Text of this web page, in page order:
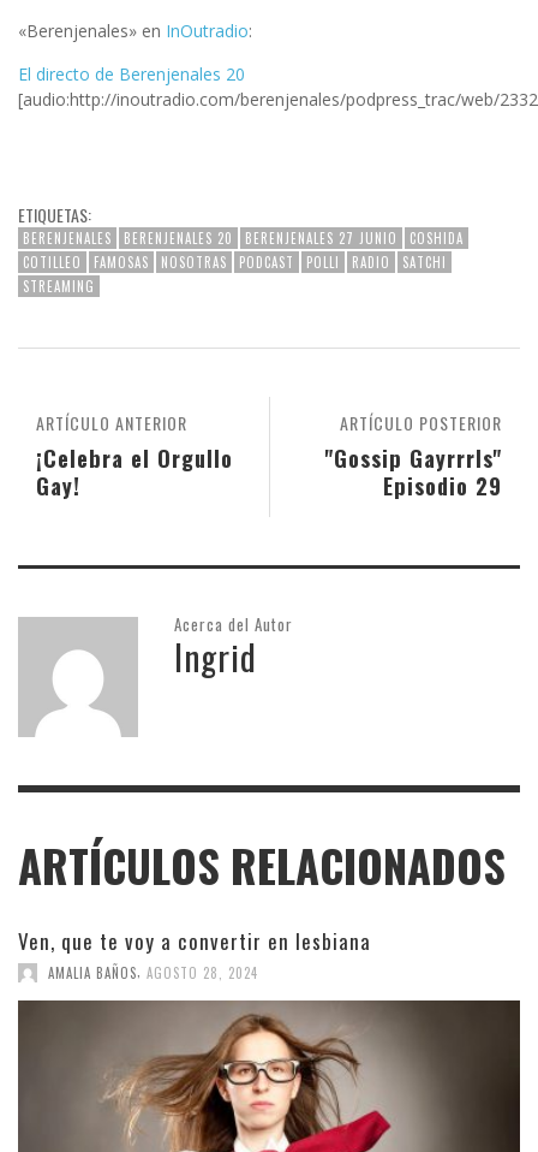
«Berenjenales» en InOutradio:
El directo de Berenjenales 20
[audio:http://inoutradio.com/berenjenales/podpress_trac/web/
ETIQUETAS:
BERENJENALES BERENJENALES 20 BERENJENALES 27 JUNIO
COSHIDA
COTILLEO
FAMOSAS NOSOTRAS PODCAST POLLI RADIO
SATCHI
STREAMING
ARTÍCULO POSTERIOR
"Gossip Gayrrrls"
Episodio 29
ARTÍCULO ANTERIOR
¡Celebra el Orgullo
Gay!
Acerca del Autor
Ingrid
ARTÍCULOS RELACIONADOS
Ven, que te voy a convertir en lesbiana
AMALIA BAÑOS AGOSTO 28, 2024